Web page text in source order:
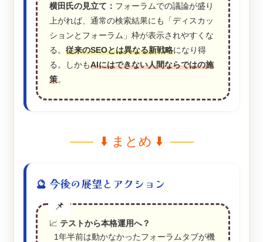
横田氏の見立て： フォーラムでの議論が盛り
上がれば、通常の検索結果にも「ディスカッ
ションとフォーラム」枠が表示されやすくな
る。従来のSEOとは異なる新戦略になり得
る。しかもAIにはできない人間ならではの施
策。
⬇️ まとめ ⬇️
🔮 今後の展望とアクション
📈 テストから本格運用へ？
1年半前は動かなかったフォーラムタブが機